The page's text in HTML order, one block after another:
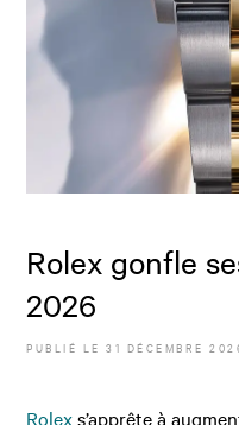
Rolex gonfle
2026
PUBLIÉ LE31 DÉCEMBRE
Rolexs’apprête à